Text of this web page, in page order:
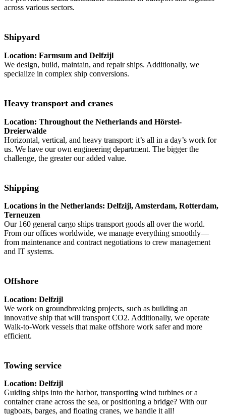
across various sectors.
Shipyard
Location: Farmsum and Delfzijl
We design, build, maintain, and repair ships. Additionally, we
specialize in complex ship conversions.
Heavy transport and cranes
Location: Throughout the Netherlands and Hörstel-
Dreierwalde
Horizontal, vertical, and heavy transport: it’s all in a day’s work for
us. We have our own engineering department. The bigger the
challenge, the greater our added value.
Shipping
Locations in the Netherlands: Delfzijl, Amsterdam, Rotterdam,
Terneuzen
Our 160 general cargo ships transport goods all over the world.
From our offices worldwide, we manage everything smoothly—
from maintenance and contract negotiations to crew management
and IT systems.
Offshore
Location: Delfzijl
We work on groundbreaking projects, such as building an
innovative ship that will transport CO2. Additionally, we operate
Walk-to-Work vessels that make offshore work safer and more
efficient.
Towing service
Location: Delfzijl
Guiding ships into the harbor, transporting wind turbines or a
container crane across the sea, or positioning a bridge? With our
tugboats, barges, and floating cranes, we handle it all!